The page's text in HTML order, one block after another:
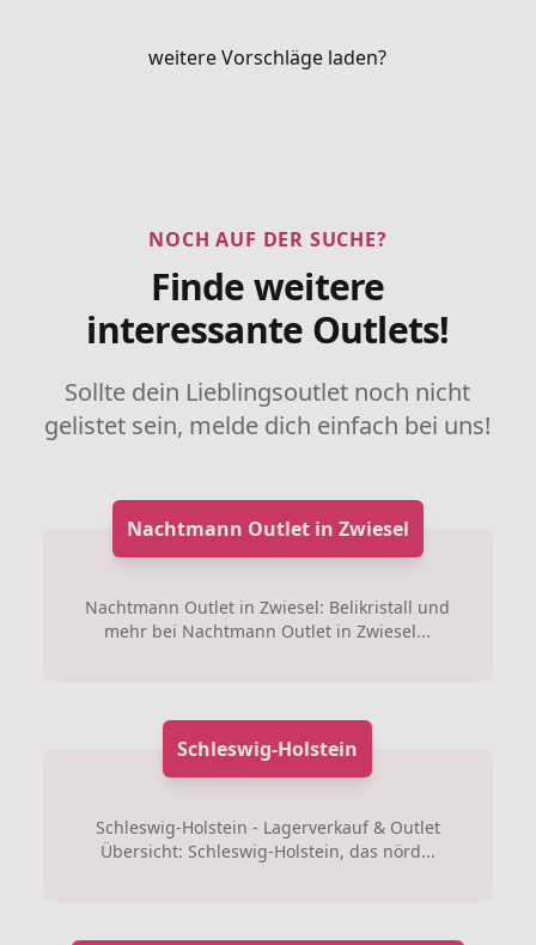
weitere Vorschläge laden?
NOCH AUF DER SUCHE?
Finde weitere
interessante Outlets!
Sollte dein Lieblingsoutlet noch nicht
gelistet sein, melde dich einfach bei uns!
Nachtmann Outlet in Zwiesel
Nachtmann Outlet in Zwiesel: Belikristall und
mehr bei Nachtmann Outlet in Zwiesel...
Schleswig-Holstein
Schleswig-Holstein - Lagerverkauf & Outlet
Übersicht: Schleswig-Holstein, das nörd...